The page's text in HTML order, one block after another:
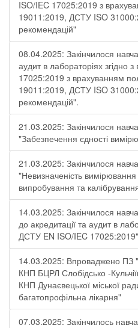
ISO/IEC 17025:2019 з
19011:2019, ДСТУ ISO
рекомендацій"
08.04.2025: Закінчилося
аудит в лабораторіях
17025:2019 з врахуванням
19011:2019, ДСТУ ISO
рекомендацій".
21.03.2025: Закінчилося
"Забезпечення єдності
21.03.2025: Закінчилося
"Невизначеність вимірювання
випробування та
14.03.2025: Закінчилося
до акредитації та аудит в
ДСТУ EN ISO/IEC 17025:2019"
14.03.2025: Впроваджено ПЗ
КНП БЦРЛ Слобідсько -
КНП Дунаєвецької міської
багатопрофільна лікарня"
07.03.2025: Закінчилось